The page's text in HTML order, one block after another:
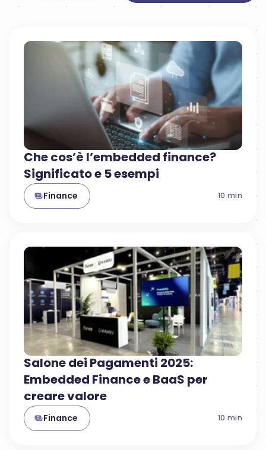
Che cos’è l’embedded finance?
Significato e 5 esempi
Finance 10 min
Salone dei Pagamenti 2025:
Embedded Finance e BaaS per
creare valore
Finance 10 min